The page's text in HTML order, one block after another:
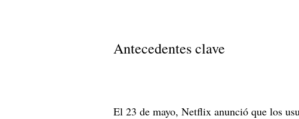
Antecedentes clave
El 23 de mayo, Netflix anunció que los